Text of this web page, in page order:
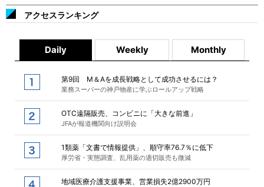
アクセスランキング
Daily Weekly Monthly
第9回 M＆Aを成長戦略として成功させるには？
業務スーパーの神戸物産に学ぶロールアップ戦略
OTC遠隔販売、コンビニに「大きな前進」
JFAが報道機関向け説明会
1類薬「文書で情報提供」、順守率76.7％に低下
厚労省・実態調査、乱用薬の適切販売も微減
地域医療介護支援事業、営業損失2億2900万円